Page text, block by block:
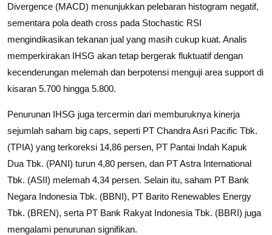
Divergence (MACD) menunjukkan pelebaran histogram negatif,
sementara pola death cross pada Stochastic RSI
mengindikasikan tekanan jual yang masih cukup kuat. Analis
memperkirakan IHSG akan tetap bergerak fluktuatif dengan
kecenderungan melemah dan berpotensi menguji area support di
kisaran 5.700 hingga 5.800.
Penurunan IHSG juga tercermin dari memburuknya kinerja
sejumlah saham big caps, seperti PT Chandra Asri Pacific Tbk.
(TPIA) yang terkoreksi 14,86 persen, PT Pantai Indah Kapuk
Dua Tbk. (PANI) turun 4,80 persen, dan PT Astra International
Tbk. (ASII) melemah 4,34 persen. Selain itu, saham PT Bank
Negara Indonesia Tbk. (BBNI), PT Barito Renewables Energy
Tbk. (BREN), serta PT Bank Rakyat Indonesia Tbk. (BBRI) juga
mengalami penurunan signifikan.